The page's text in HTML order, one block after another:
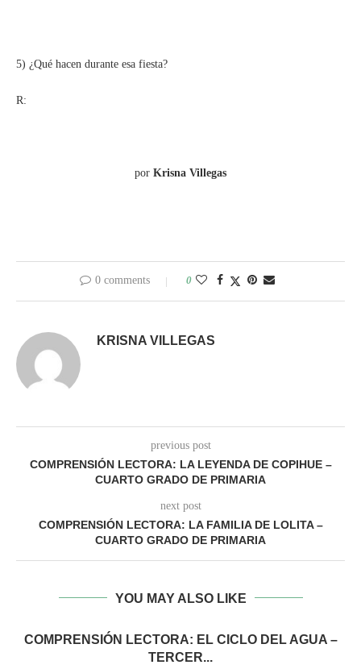
5) ¿Qué hacen durante esa fiesta?
R:
por Krisna Villegas
0 comments 0
KRISNA VILLEGAS
previous post
COMPRENSIÓN LECTORA: LA LEYENDA DE COPIHUE –
CUARTO GRADO DE PRIMARIA
next post
COMPRENSIÓN LECTORA: LA FAMILIA DE LOLITA –
CUARTO GRADO DE PRIMARIA
YOU MAY ALSO LIKE
COMPRENSIÓN LECTORA: EL CICLO DEL AGUA –
TERCER...